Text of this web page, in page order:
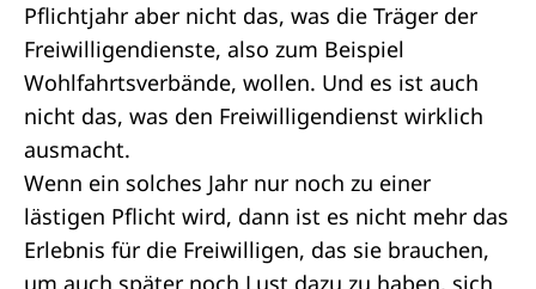
Pflichtjahr aber nicht das, was die Träger der
Freiwilligendienste, also zum Beispiel
Wohlfahrtsverbände, wollen. Und es ist auch
nicht das, was den Freiwilligendienst wirklich
ausmacht.
Wenn ein solches Jahr nur noch zu einer
lästigen Pflicht wird, dann ist es nicht mehr das
Erlebnis für die Freiwilligen, das sie brauchen,
um auch später noch Lust dazu zu haben, sich